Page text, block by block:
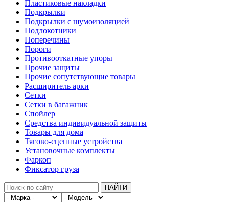
Пластиковые накладки
Подкрылки
Подкрылки с шумоизоляцией
Подлокотники
Поперечины
Пороги
Противооткатные упоры
Прочие защиты
Прочие сопутствующие товары
Расширитель арки
Сетки
Сетки в багажник
Спойлер
Средства индивидуальной защиты
Товары для дома
Тягово-сцепные устройства
Установочные комплекты
Фаркоп
Фиксатор груза
НАЙТИ